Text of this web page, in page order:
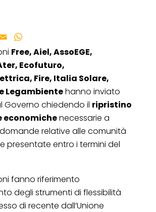
Email
Free, Aiel, AssoEGE,
Ecofuturo,
Fire, Italia Solare,
Legambientehanno inviato
Governo chiedendo il ripristino
economichenecessarie a
relative alle comunità
presentate entro i termini del
fanno riferimento
degli strumenti di flessibilità
di recente dall’Unione